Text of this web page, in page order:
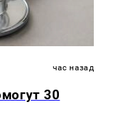
час назад
30